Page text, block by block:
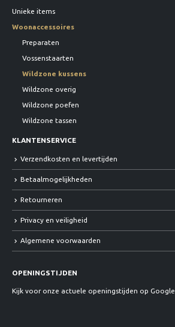
Unieke items
Woonaccessoires
Preparaten
Vossenstaarten
Wildzone kussens
Wildzone overig
Wildzone poefen
Wildzone tassen
KLANTENSERVICE
Verzendkosten en levertijden
Betaalmogelijkheden
Retourneren
Privacy en veiligheid
Algemene voorwaarden
OPENINGSTIJDEN
Kijk voor onze actuele openingstijden op Google